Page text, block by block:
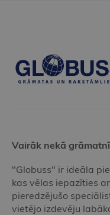
Vairāk nekā
"Globuss" ir ideāla
kas vēlas iepazīties
pieredzējušo
vietējo izdevēju